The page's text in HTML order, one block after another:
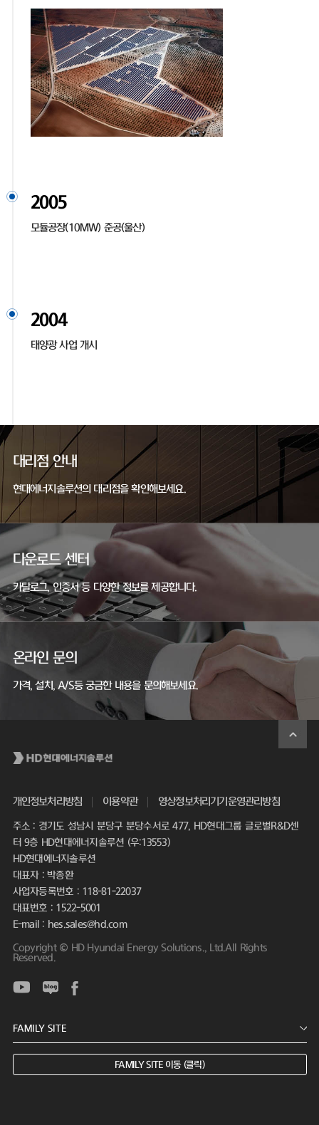
2005
모듈공장(10MW) 준공(울산)
2004
태양광 사업 개시
대리점 안내
현대에너지솔루션의 대리점을 확인해보세요.
다운로드 센터
카탈로그, 인증서 등 다양한 정보를 제공합니다.
온라인 문의
가격, 설치, A/S등 궁금한 내용을 문의해보세요.
개인정보처리방침 이용약관 영상정보처리기기운영관리방침
주소 : 경기도 성남시 분당구 분당수서로 477, HD현대그룹 글로벌R&D센
터 9층 HD현대에너지솔루션 (우:13553)
HD현대에너지솔루션
대표자 : 박종환
사업자등록번호 : 118-81-22037
대표번호 : 1522-5001
E-mail : hes.sales@hd.com
Copyright © HD Hyundai Energy Solutions., Ltd.All Rights
Reserved.
FAMILY SITE 이동 (클릭)